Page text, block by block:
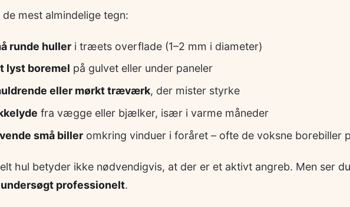
de mest almindelige tegn:
runde hulleri træets overflade (1–2 mm i diameter)
lyst boremel på gulvet eller under paneler
eller mørkt træværk, der mister styrke
fra vægge eller bjælker, især i varme måneder
små billeromkring vinduer i foråret – ofte de voksne borebiller
hul betyder ikke nødvendigvis, at der er et aktivt angreb. Men ser
undersøgt professionelt.